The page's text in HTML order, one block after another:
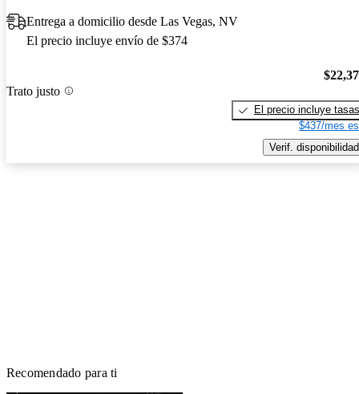
Entrega a domicilio desde Las Vegas, NV
El precio incluye envío de $374
Trato justo
El precio incluye tasas
$437/mes
Verif. disponibilidad
Recomendado para ti